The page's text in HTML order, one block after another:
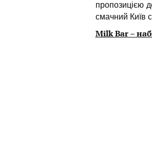
пропозицією
смачний Київ
Milk Bar –